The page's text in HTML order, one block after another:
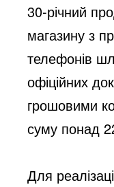
30-річний
телефонів
офіційних
грошовими
суму понад
Для